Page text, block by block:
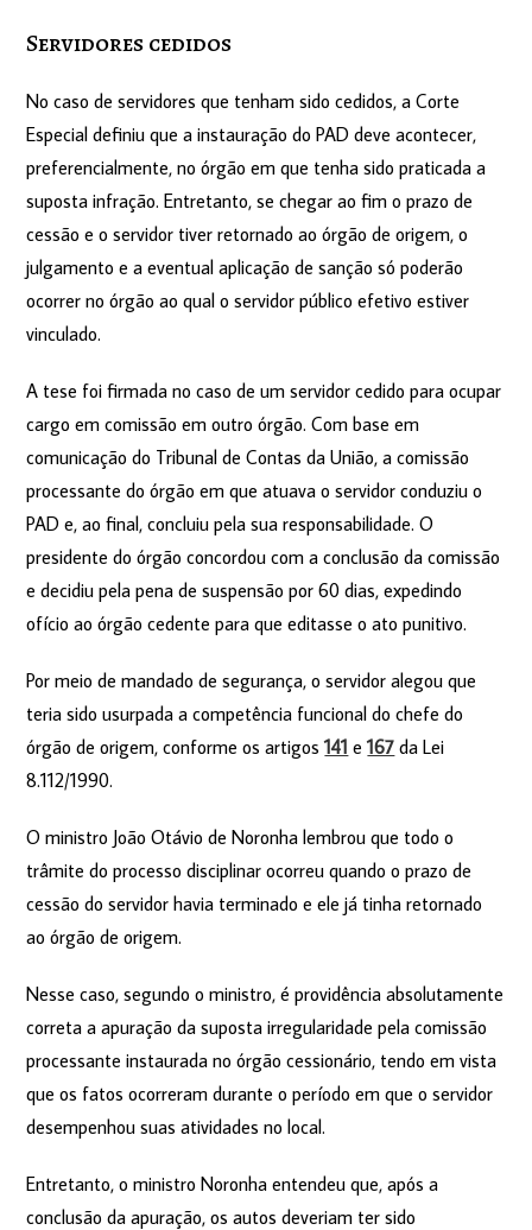
Servidores ced​idos
No caso de servidores que tenham sido cedidos, a Corte
Especial definiu que a instauração do PAD deve acontecer,
preferencialmente, no órgão em que tenha sido praticada a
suposta infração. Entretanto, se chegar ao fim o prazo de
cessão e o servidor tiver retornado ao órgão de origem, o
julgamento e a eventual aplicação de sanção só poderão
ocorrer no órgão ao qual o servidor público efetivo estiver
vinculado.
A tese foi firmada no caso de um servidor cedido para ocupar
cargo em comissão em outro órgão. Com base em
comunicação do Tribunal de Contas da União, a comissão
processante do órgão em que atuava o servidor conduziu o
PAD e, ao final, concluiu pela sua responsabilidade. O
presidente do órgão concordou com a conclusão da comissão
e decidiu pela pena de suspensão por 60 dias, expedindo
ofício ao órgão cedente para que editasse o ato punitivo.
Por meio de mandado de segurança, o servidor alegou que
teria sido usurpada a competência funcional do chefe do
órgão de origem, conforme os artigos141 e167 da Lei
8.112/1990.
O ministro João Otávio de Noronha lembrou que todo o
trâmite do processo disciplinar ocorreu quando o prazo de
cessão do servidor havia terminado e ele já tinha retornado
ao órgão de origem.
Nesse caso, segundo o ministro, é providência absolutamente
correta a apuração da suposta irregularidade pela comissão
processante instaurada no órgão cessionário, tendo em vista
que os fatos ocorreram durante o período em que o servidor
desempenhou suas atividades no local.
Entretanto, o ministro Noronha entendeu que, após a
conclusão da apuração, os autos deveriam ter sido